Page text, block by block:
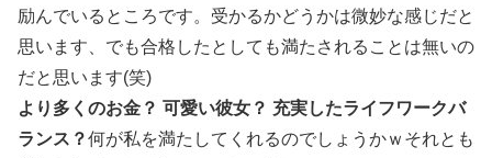
励んでいるところです。受かるかどうかは微妙な感じだと
思います、でも合格したとしても満たされることは無いの
だと思います(笑)
より多くのお金？ 可愛い彼女？ 充実したライフワークバ
ランス？何が私を満たしてくれるのでしょうかｗそれとも